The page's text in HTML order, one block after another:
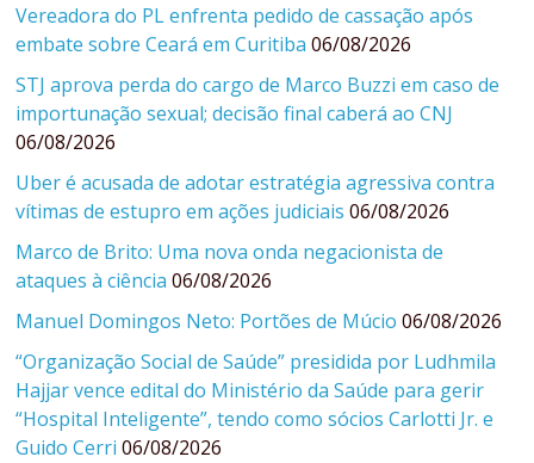
Vereadora do PL enfrenta pedido de cassação após
embate sobre Ceará em Curitiba 06/08/2026
STJ aprova perda do cargo de Marco Buzzi em caso de
importunação sexual; decisão final caberá ao CNJ
06/08/2026
Uber é acusada de adotar estratégia agressiva contra
vítimas de estupro em ações judiciais 06/08/2026
Marco de Brito: Uma nova onda negacionista de
ataques à ciência 06/08/2026
Manuel Domingos Neto: Portões de Múcio 06/08/2026
“Organização Social de Saúde” presidida por Ludhmila
Hajjar vence edital do Ministério da Saúde para gerir
“Hospital Inteligente”, tendo como sócios Carlotti Jr. e
Guido Cerri 06/08/2026